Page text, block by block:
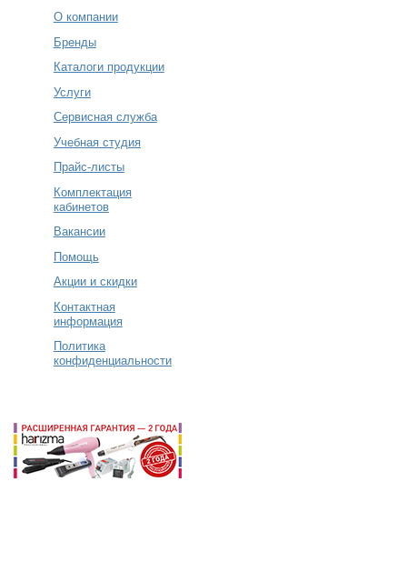
О компании
Бренды
Каталоги продукции
Услуги
Сервисная служба
Учебная студия
Прайс-листы
Комплектация
кабинетов
Вакансии
Помощь
Акции и скидки
Контактная
информация
Политика
конфиденциальности